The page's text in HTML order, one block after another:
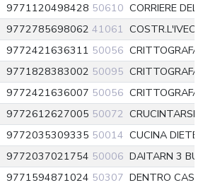
9771120498428 50610 CORRIERE
9772785698062 41061
9772421636311 50056
9771828383002 50095
9772421636007 50056
9772612627005 50072 CRUCINTARSI
9772035309335 50014 CUCINA
9772037021754 50006 DAITARN 3
9771594871024 50307 DENTRO